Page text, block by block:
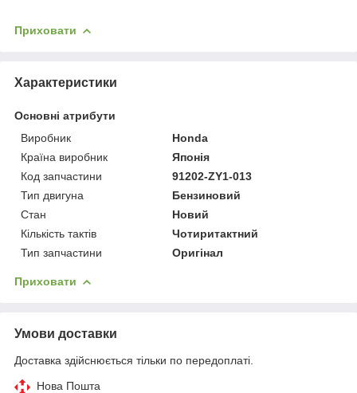
Приховати
Характеристики
Основні атрибути
Виробник
Honda
Країна виробник
Японія
Код запчастини
91202-ZY1-013
Тип двигуна
Бензиновий
Стан
Новий
Кількість тактів
Чотиритактний
Тип запчастини
Оригінал
Приховати
Умови доставки
Доставка здійснюється тільки по передоплаті.
Нова Пошта